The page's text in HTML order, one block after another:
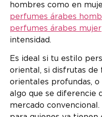
hombres como en
perfumes árabes
perfumes árabes mujer
intensidad.
Es ideal si tu estilo
oriental, si disfrutas de
orientales profundas,
algo que se diferencie
mercado